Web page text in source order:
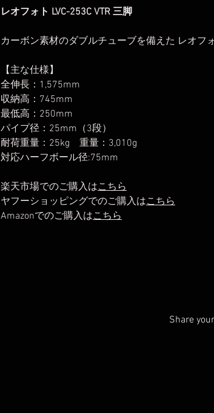
レオフォト LVC-253C VTR 三脚
カーボン素材のダブルチューブを備えた レオフ
【主な仕様】
全伸長：1,575mm
収納高：745mm
最低高：250mm
パイプ径：25mm（3段）
耐荷重量：25kg 重量：3,010g
対応ハーフボール径:75mm
楽天市場でのご購入はこちら
ヤフーショッピングでのご購入はこちら
Amazonでのご購入はこちら
Share